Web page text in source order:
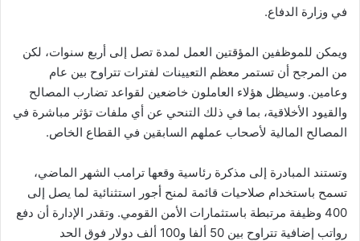
في وزارة الدفاع.
ويمكن للموظفين المؤقتين العمل لمدة تصل إلى أربع سنوات، لكن
من المرجح أن تستمر معظم التعيينات لفترات تتراوح بين عام
وعامين. وسيظل هؤلاء العاملون خاضعين لقواعد تضارب المصالح
والقيود الأخلاقية، بما في ذلك التنحي عن أي ملفات تؤثر مباشرة في
المصالح المالية لأصحاب عملهم السابقين في القطاع الخاص.
وتستند المبادرة إلى مذكرة رئاسية وقعها ترامب الشهر الماضي،
تسمح باستخدام صلاحيات قائمة لمنح أجور استثنائية لما يصل إلى
400 وظيفة مرتبطة باستثمارات الأمن القومي. وتقدر الإدارة أن دفع
رواتب إضافية تتراوح بين 50 ألفا و100 ألف دولار فوق الحد